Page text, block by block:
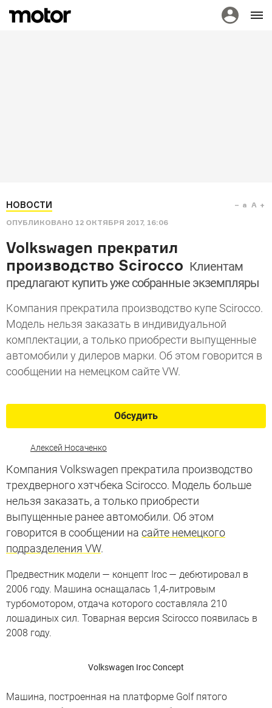
НОВОСТИ
ОПУБЛИКОВАНО 12 ОКТЯБРЯ 2017, 16:06
a A
Volkswagen прекратил
производство Scirocco Клиентам
предлагают купить уже собранные экземпляры
Компания прекратила производство купе Scirocco.
Модель нельзя заказать в индивидуальной
комплектации, а только приобрести выпущенные
автомобили у дилеров марки. Об этом говорится в
сообщении на немецком сайте VW.
Обсудить
Алексей Носаченко
Компания Volkswagen прекратила производство
трехдверного хэтчбека Scirocco. Модель больше
нельзя заказать, а только приобрести
выпущенные ранее автомобили. Об этом
говорится в сообщении на сайте немецкого
подразделения VW.
Предвестник модели — концепт Iroс — дебютировал в
2006 году. Машина оснащалась 1,4-литровым
турбомотором, отдача которого составляла 210
лошадиных сил. Товарная версия Scirocco появилась в
2008 году.
Volkswagen Iroc Concept
Машина, построенная на платформе Golf пятого